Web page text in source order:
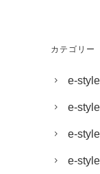
カテゴリー
e-
e-
e-
e-